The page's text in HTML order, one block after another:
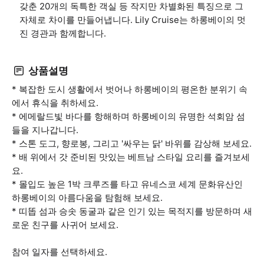
갖춘 20개의 독특한 객실 등 작지만 차별화된 특징으로 그
자체로 차이를 만들어냅니다. Lily Cruise는 하롱베이의 멋
진 경관과 함께합니다.
상품설명
* 복잡한 도시 생활에서 벗어나 하롱베이의 평온한 분위기 속
에서 휴식을 취하세요.
* 에메랄드빛 바다를 항해하며 하롱베이의 유명한 석회암 섬
들을 지나갑니다.
* 스톤 도그, 향로봉, 그리고 '싸우는 닭' 바위를 감상해 보세요.
* 배 위에서 갓 준비된 맛있는 베트남 스타일 요리를 즐겨보세
요.
* 몰입도 높은 1박 크루즈를 타고 유네스코 세계 문화유산인
하롱베이의 아름다움을 탐험해 보세요.
* 띠똡 섬과 승솟 동굴과 같은 인기 있는 목적지를 방문하며 새
로운 친구를 사귀어 보세요.
참여 일자를 선택하세요.